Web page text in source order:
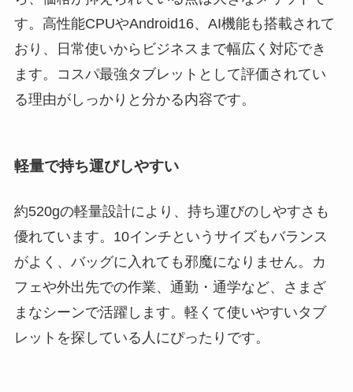
す。高性能CPUやAndroid16、AI機能も搭載されて
おり、日常使いからビジネスまで幅広く対応でき
ます。コスパ最強タブレットとして評価されてい
る理由がしっかりと分かる内容です。
軽量で持ち運びしやすい
約520gの軽量設計により、持ち運びのしやすさも
優れています。10インチというサイズもバランス
がよく、バッグに入れても邪魔になりません。カ
フェや外出先での作業、通勤・通学など、さまざ
まなシーンで活躍します。軽くて使いやすいタブ
レットを探している人にぴったりです。